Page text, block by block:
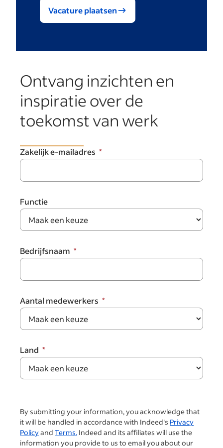
Vacature plaatsen
Ontvang inzichten en
inspiratie over de
toekomst van werk
Zakelijk e-mailadres
Functie
Bedrijfsnaam
Aantal medewerkers
Land
By submitting your information, you acknowledge that
it will be handled in accordance with Indeed's Privacy
Policyand Terms. Indeed and its affiliates will use the
information you provide to us to email you about our